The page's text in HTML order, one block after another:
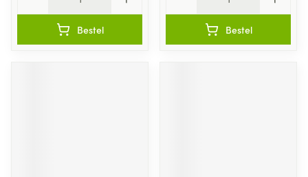
Bestel Bestel